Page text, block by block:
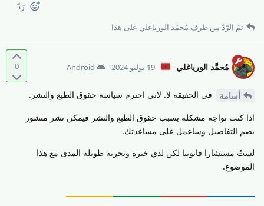
رَدّ
تمّ الرّدّ من طرف مُحمَّد الورياغلي على هذا
0 مُحمَّد الورياغلي 19 يوليو 2024 Android
أسامة في الحقيقة لا. لاني احترم سياسة حقوق الطبع والنشر.
اذا كنت تواجه مشكلة بسبب حقوق الطبع والنشر فيمكن نشر منشور
يضم التفاصيل وساعمل على مساعدتك.
لستُ مستشارا قانونيا لكن لدي خبرة وتجربة طويلة المدى مع هذا
الموضوع.